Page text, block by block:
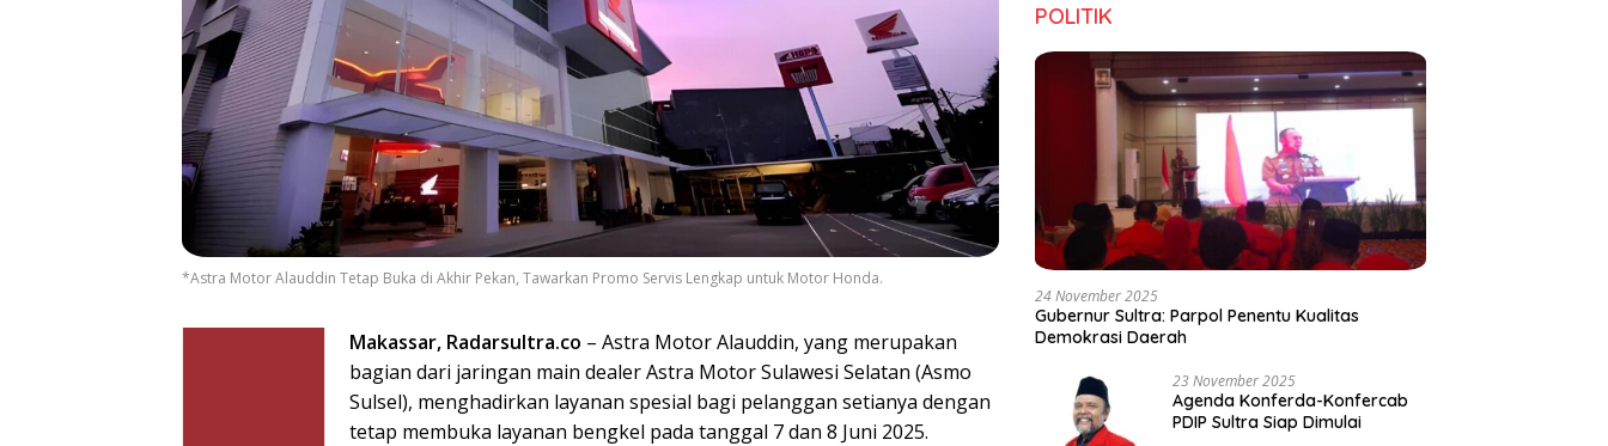
*Astra Motor Alauddin Tetap Buka di Akhir Pekan, Tawarkan Promo Servis Lengkap untuk Motor Honda.
Makassar, Radarsultra.co – Astra Motor Alauddin, yang merupakan
bagian dari jaringan main dealer Astra Motor Sulawesi Selatan (Asmo
Sulsel), menghadirkan layanan spesial bagi pelanggan setianya dengan
tetap membuka layanan bengkel pada tanggal 7 dan 8 Juni 2025.
POLITIK
24 November 2025
Gubernur Sultra: Parpol Penentu Kualitas
Demokrasi Daerah
23 November 2025
Agenda Konferda-Konfercab
PDIP Sultra Siap Dimulai